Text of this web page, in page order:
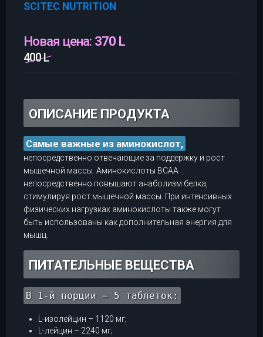
SCITEC NUTRITION
Новая цена: 370 L
400 L
ОПИСАНИЕ ПРОДУКТА
Самые важные из аминокислот,
непосредственно отвечающие за поддержку и рост
мышечной массы. Аминокислоты BCAA
непосредственно повышают анаболизм белка,
стимулируя рост мышечной массы. При интенсивных
физических нагрузках аминокислоты также могут
быть использованы как дополнительная энергия для
мышц.
ПИТАТЕЛЬНЫЕ ВЕЩЕСТВА
В 1-й порции = 5 таблеток:
L-изолейцин – 1120 мг;
L-лейцин – 2240 мг;